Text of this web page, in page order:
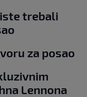
trebali
za posao
Lennona